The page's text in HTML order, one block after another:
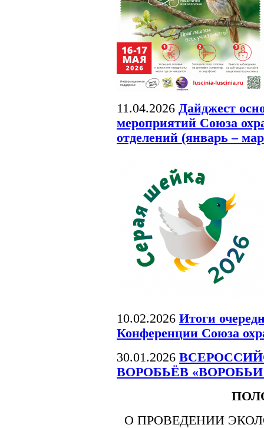
11.04.2026 Дайджест
мероприятий Союза
отделений (январь –
10.02.2026 Итоги
Конференции Союза
30.01.2026
ВОРОБЬЁВ
О ПРОВЕДЕНИИ